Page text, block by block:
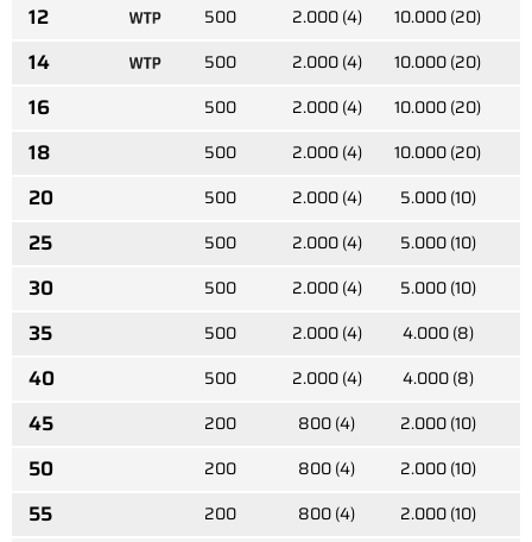
12
500 2.000 (4) 10.000 (20)
14 500 2.000 (4) 10.000 (20)
16 500 2.000 (4) 10.000 (20)
18 500 2.000 (4) 10.000 (20)
20 500 2.000 (4) 5.000 (10)
25 500 2.000 (4) 5.000 (10)
30 500 2.000 (4) 5.000 (10)
35 500 2.000 (4) 4.000 (8)
40 500 2.000 (4) 4.000 (8)
45 200 800 (4) 2.000 (10)
50 200 800 (4) 2.000 (10)
55 200 800 (4) 2.000 (10)